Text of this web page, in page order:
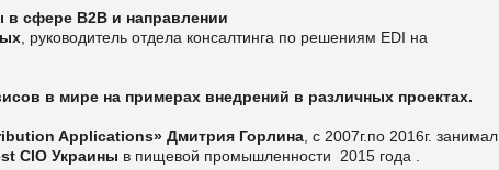
в сфере В2В и направлении
, руководитель отдела консалтинга по решениям EDI на
в мире на примерах внедрений в различных проектах.
Applications» Дмитрия Горлина , с 2007г.по 2016г. занимал
CIO Украины в пищевой промышленности 2015 года .